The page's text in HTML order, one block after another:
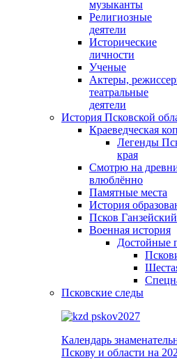
музыканты
Религиозные
деятели
Исторические
личности
Ученые
Актеры,
театральные
деятели
История Псковской
Краеведческая
Легенды
края
Смотрю на
влюблённо
Памятные места
История
Псков Ганзейский
Военная история
Достойные
Псковские следы
Календарь
Пскову и области на